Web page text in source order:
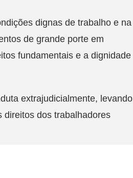
dignas de trabalho e na
de grande porte em
fundamentais e a dignidade
extrajudicialmente, levando
direitos dos trabalhadores